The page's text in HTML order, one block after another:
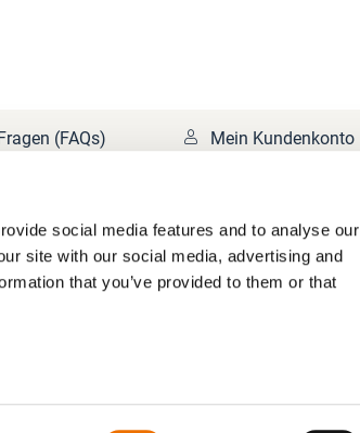
social media features and to analyse our
site with our social media, advertising and
that you’ve provided to them or that
(FAQs) Mein Kundenkonto